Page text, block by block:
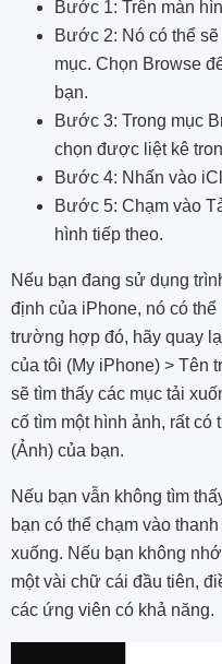
Bước 1: Trên màn
Bước 2: Nó có thể
mục. Chọn Browse
bạn.
Bước 3: Trong mục
chọn được liệt kê
Bước 4: Nhấn vào
Bước 5: Chạm vào
hình tiếp theo.
Nếu bạn đang sử dụng
định của iPhone, nó có
trường hợp đó, hãy quay
của tôi (My iPhone) > Tên
sẽ tìm thấy các mục tải
cố tìm một hình ảnh, rất có
(Ảnh) của bạn.
Nếu bạn vẫn không tìm
bạn có thể chạm vào
xuống. Nếu bạn không
một vài chữ cái đầu tiên,
các ứng viên có khả năng.